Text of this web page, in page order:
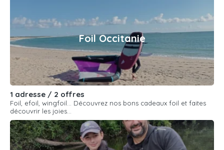
Foil Occitanie
1 adresse / 2 offres
Foil, efoil, wingfoil... Découvrez nos bons cadeaux foil et faites
découvrir les joies...